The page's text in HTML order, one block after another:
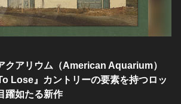
クアリウム（American Aquarium）
Lose』カントリーの要素を持つロッ
躍如たる新作